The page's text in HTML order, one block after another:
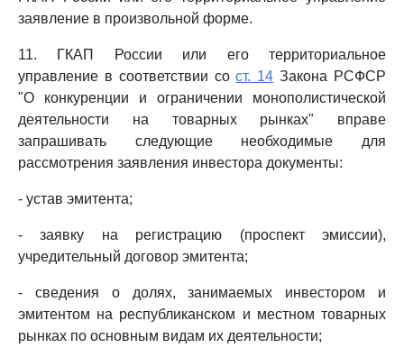
заявление в произвольной форме.
11. ГКАП России или его территориальное
управление в соответствии сост. 14 Закона РСФСР
"О конкуренции и ограничении монополистической
деятельности на товарных рынках" вправе
запрашивать следующие необходимые для
рассмотрения заявления инвестора документы:
- устав эмитента;
- заявку на регистрацию (проспект эмиссии),
учредительный договор эмитента;
- сведения о долях, занимаемых инвестором и
эмитентом на республиканском и местном товарных
рынках по основным видам их деятельности;